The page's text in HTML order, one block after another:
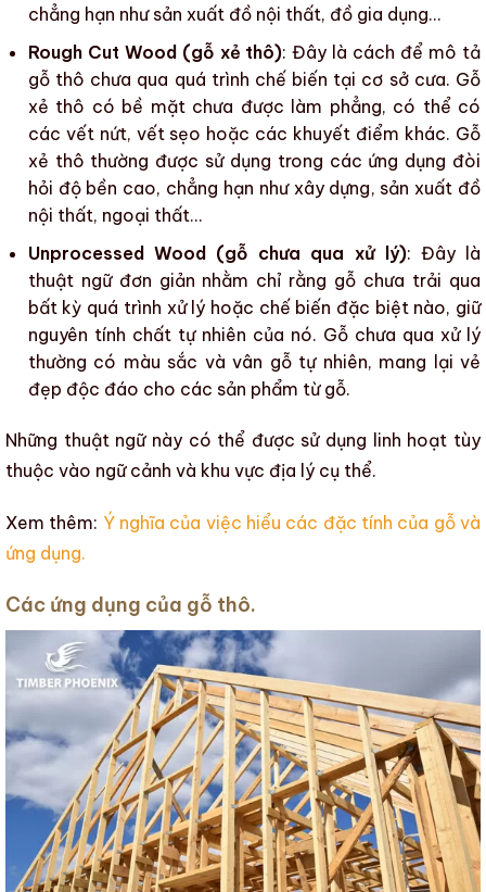
chẳng hạn như sản xuất đồ nội thất, đồ gia dụng…
Rough Cut Wood (gỗ xẻ thô): Đây là cách để mô tả
gỗ thô chưa qua quá trình chế biến tại cơ sở cưa. Gỗ
xẻ thô có bề mặt chưa được làm phẳng, có thể có
các vết nứt, vết sẹo hoặc các khuyết điểm khác. Gỗ
xẻ thô thường được sử dụng trong các ứng dụng đòi
hỏi độ bền cao, chẳng hạn như xây dựng, sản xuất đồ
nội thất, ngoại thất…
Unprocessed Wood (gỗ chưa qua xử lý): Đây là
thuật ngữ đơn giản nhằm chỉ rằng gỗ chưa trải qua
bất kỳ quá trình xử lý hoặc chế biến đặc biệt nào, giữ
nguyên tính chất tự nhiên của nó. Gỗ chưa qua xử lý
thường có màu sắc và vân gỗ tự nhiên, mang lại vẻ
đẹp độc đáo cho các sản phẩm từ gỗ.
Những thuật ngữ này có thể được sử dụng linh hoạt tùy
thuộc vào ngữ cảnh và khu vực địa lý cụ thể.
Xem thêm: Ý nghĩa của việc hiểu các đặc tính của gỗ và
ứng dụng.
Các ứng dụng của gỗ thô.